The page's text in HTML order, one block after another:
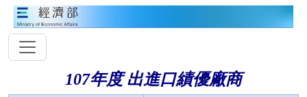
107年度 出進口績優廠商